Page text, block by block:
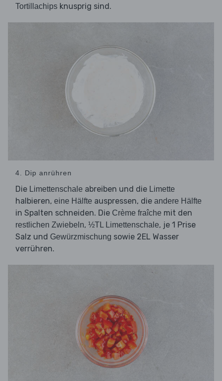
Tortillachips knusprig sind.
4. Dip anrühren
Die Limettenschale abreiben und die Limette
halbieren, eine Hälfte auspressen, die andere Hälfte
in Spalten schneiden. Die Crème fraîche mit den
restlichen Zwiebeln, ½TL Limettenschale, je 1 Prise
Salz und Gewürzmischung sowie 2EL Wasser
verrühren.